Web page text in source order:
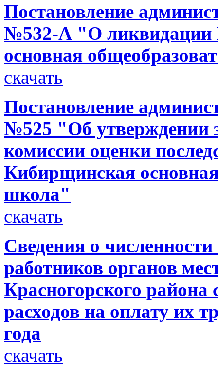
Постановление
№532-А "О
основная
скачать
Постановление
№525 "Об утверждении
комиссии оценки
Кибирщинская
школа"
скачать
Сведения о
работников органов
Красногорского района
расходов на оплату их
года
скачать